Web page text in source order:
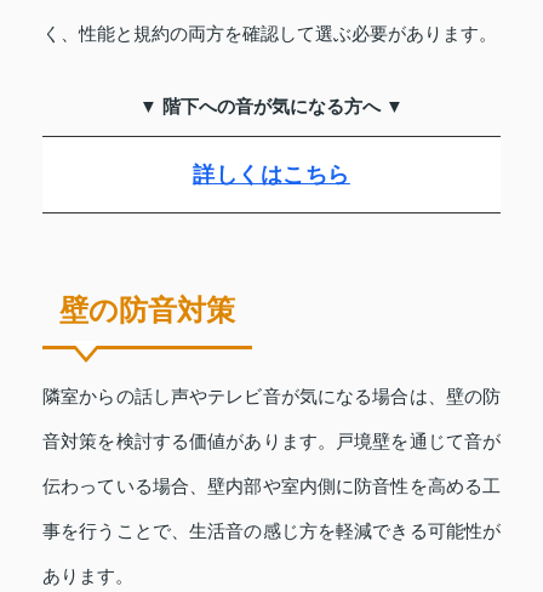
く、性能と規約の両方を確認して選ぶ必要があります。
▼ 階下への音が気になる方へ ▼
詳しくはこちら
壁の防音対策
隣室からの話し声やテレビ音が気になる場合は、壁の防
音対策を検討する価値があります。戸境壁を通じて音が
伝わっている場合、壁内部や室内側に防音性を高める工
事を行うことで、生活音の感じ方を軽減できる可能性が
あります。